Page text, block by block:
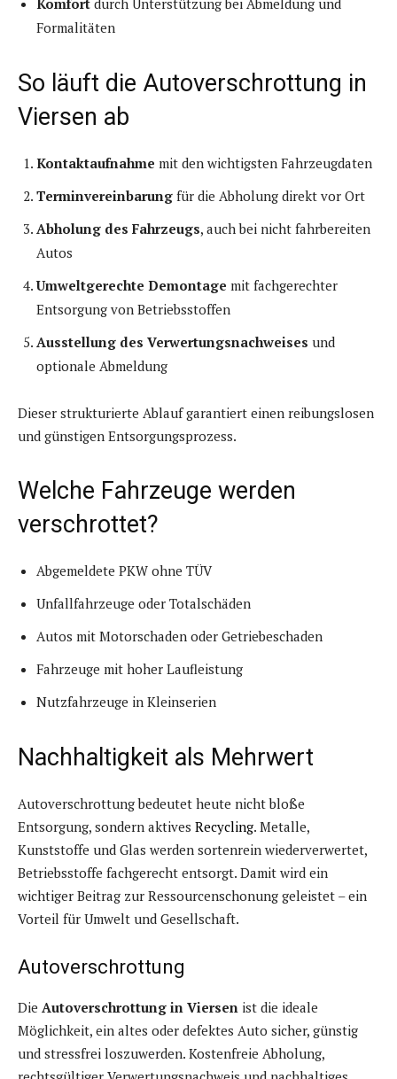
Komfort durch Unterstützung bei Abmeldung und
Formalitäten
So läuft die Autoverschrottung in
Viersen ab
Kontaktaufnahme mit den wichtigsten Fahrzeugdaten
Terminvereinbarung für die Abholung direkt vor Ort
Abholung des Fahrzeugs, auch bei nicht fahrbereiten
Autos
Umweltgerechte Demontage mit fachgerechter
Entsorgung von Betriebsstoffen
Ausstellung des Verwertungsnachweises und
optionale Abmeldung
Dieser strukturierte Ablauf garantiert einen reibungslosen
und günstigen Entsorgungsprozess.
Welche Fahrzeuge werden
verschrottet?
Abgemeldete PKW ohne TÜV
Unfallfahrzeuge oder Totalschäden
Autos mit Motorschaden oder Getriebeschaden
Fahrzeuge mit hoher Laufleistung
Nutzfahrzeuge in Kleinserien
Nachhaltigkeit als Mehrwert
Autoverschrottung bedeutet heute nicht bloße
Entsorgung, sondern aktives Recycling. Metalle,
Kunststoffe und Glas werden sortenrein wiederverwertet,
Betriebsstoffe fachgerecht entsorgt. Damit wird ein
wichtiger Beitrag zur Ressourcenschonung geleistet – ein
Vorteil für Umwelt und Gesellschaft.
Autoverschrottung
Die Autoverschrottung in Viersen ist die ideale
Möglichkeit, ein altes oder defektes Auto sicher, günstig
und stressfrei loszuwerden. Kostenfreie Abholung,